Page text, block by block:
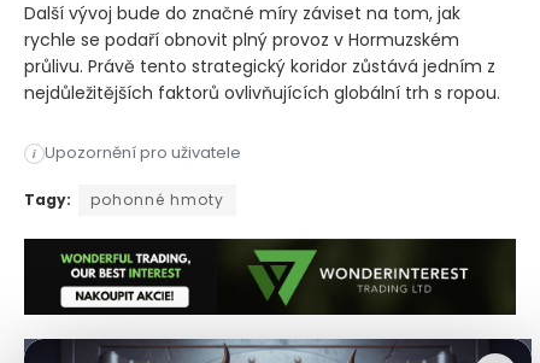
Další vývoj bude do značné míry záviset na tom, jak
rychle se podaří obnovit plný provoz v Hormuzském
průlivu. Právě tento strategický koridor zůstává jedním z
nejdůležitějších faktorů ovlivňujících globální trh s ropou.
i Upozornění pro uživatele
Po ukončení války mezi Spojenými státy a Íránem se
Tagy: pohonné hmoty